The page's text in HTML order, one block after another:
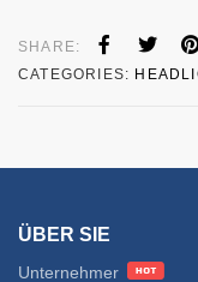
SHARE:
CATEGORIES:
ÜBER SIE
Unternehmer